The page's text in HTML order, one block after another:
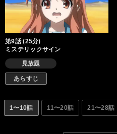
第9話 (25分)
ミステリックサイン
見放題
あらすじ
1〜10話 11〜20話 21〜28話